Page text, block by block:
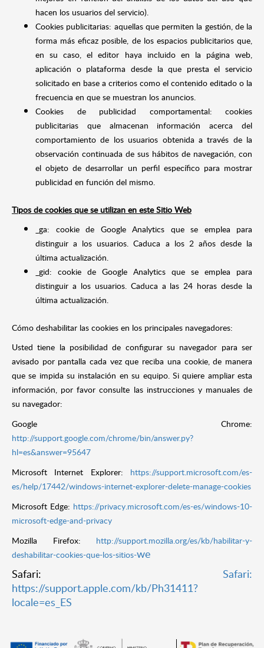
hacen los usuarios del servicio).
Cookies publicitarias: aquellas que permiten la gestión, de la
forma más eficaz posible, de los espacios publicitarios que,
en su caso, el editor haya incluido en la página web,
aplicación o plataforma desde la que presta el servicio
solicitado en base a criterios como el contenido editado o la
frecuencia en que se muestran los anuncios.
Cookies de publicidad comportamental: cookies
publicitarias que almacenan información acerca del
comportamiento de los usuarios obtenida a través de la
observación continuada de sus hábitos de navegación, con
el objeto de desarrollar un perfil específico para mostrar
publicidad en función del mismo.
Tipos de cookies que se utilizan en este Sitio Web
_ga: cookie de Google Analytics que se emplea para
distinguir a los usuarios. Caduca a los 2 años desde la
última actualización.
_gid: cookie de Google Analytics que se emplea para
distinguir a los usuarios. Caduca a las 24 horas desde la
última actualización.
Cómo deshabilitar las cookies en los principales navegadores:
Usted tiene la posibilidad de configurar su navegador para ser
avisado por pantalla cada vez que reciba una cookie, de manera
que se impida su instalación en su equipo. Si quiere ampliar esta
información, por favor consulte las instrucciones y manuales de
su navegador:
Google Chrome:
http://support.google.com/chrome/bin/answer.py?
hl=es&answer=95647
Microsoft Internet Explorer: https://support.microsoft.com/es-
es/help/17442/windows-internet-explorer-delete-manage-cookies
Microsoft Edge: https://privacy.microsoft.com/es-es/windows-10-
microsoft-edge-and-privacy
Mozilla Firefox: http://support.mozilla.org/es/kb/habilitar-y-
deshabilitar-cookies-que-los-sitios-we
Safari: Safari:
https://support.apple.com/kb/Ph31411?
locale=es_ES